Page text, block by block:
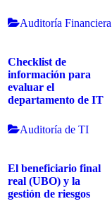
los cambios
para la flexibilización de
Auditoría Financiera
Checklist de
información para
evaluar el
departamento de IT
Auditoría de TI
El beneficiario final
real (UBO) y la
gestión de riesgos